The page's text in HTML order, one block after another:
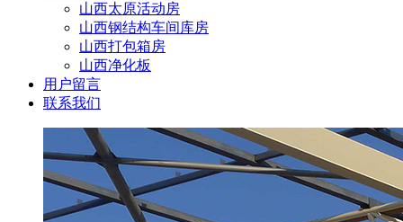
山西太原活动房
山西钢结构车间库房
山西打包箱房
山西净化板
用户留言
联系我们